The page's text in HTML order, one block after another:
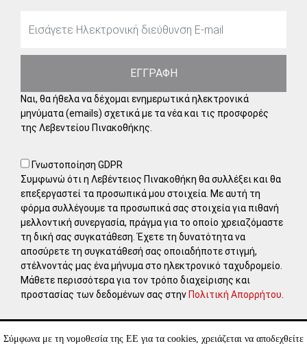
Σύμφωνα με τη νομοθεσία της ΕΕ για τα cookies, χρειάζεται να αποδεχθείτε
ΕΓΓΡΑΦΗ
Ναι, θα ήθελα να δέχομαι ενημερωτικά ηλεκτρονικά
μηνύματα (emails) σχετικά με τα νέα και τις προσφορές
της Λεβεντείου Πινακοθήκης.
Γνωστοποίηση GDPR
Συμφωνώ ότι η Λεβέντειος Πινακοθήκη θα συλλέξει και θα
επεξεργαστεί τα προσωπικά μου στοιχεία. Με αυτή τη
φόρμα συλλέγουμε τα προσωπικά σας στοιχεία για πιθανή
μελλοντική συνεργασία, πράγμα για το οποίο χρειαζόμαστε
τη δική σας συγκατάθεση. Έχετε τη δυνατότητα να
αποσύρετε τη συγκατάθεσή σας οποιαδήποτε στιγμή,
στέλνοντάς μας ένα μήνυμα στο ηλεκτρονικό ταχυδρομείο.
Μάθετε περισσότερα για τον τρόπο διαχείρισης και
προστασίας των δεδομένων σας στην Πολιτική Απορρήτου